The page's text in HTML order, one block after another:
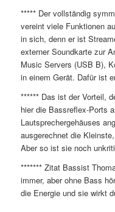
***** Der vollständig
vereint viele Funktionen
in sich, denn er ist
externer Soundkarte zur
Music Servers (USB B),
in einem Gerät. Dafür ist
****** Das ist der Vorteil,
hier die Bassreflex-Ports
Lautsprechergehäuses
ausgerechnet die
Aber so ist sie noch
******* Zitat Bassist
immer, aber ohne Bass
die Energie und sie wirkt